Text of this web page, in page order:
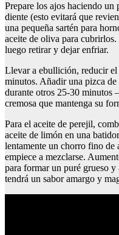
Prepare los ajos haciendo un
diente (esto evitará que
una pequeña sartén para
aceite de oliva para
luego retirar y dejar enfriar.
Llevar a ebullición, reducir
minutos. Añadir una pizca de
durante otros 25-30 minutos
cremosa que mantenga su
Para el aceite de perejil,
aceite de limón en una
lentamente un chorro fino de
empiece a mezclarse.
para formar un puré grueso
tendrá un sabor amargo y